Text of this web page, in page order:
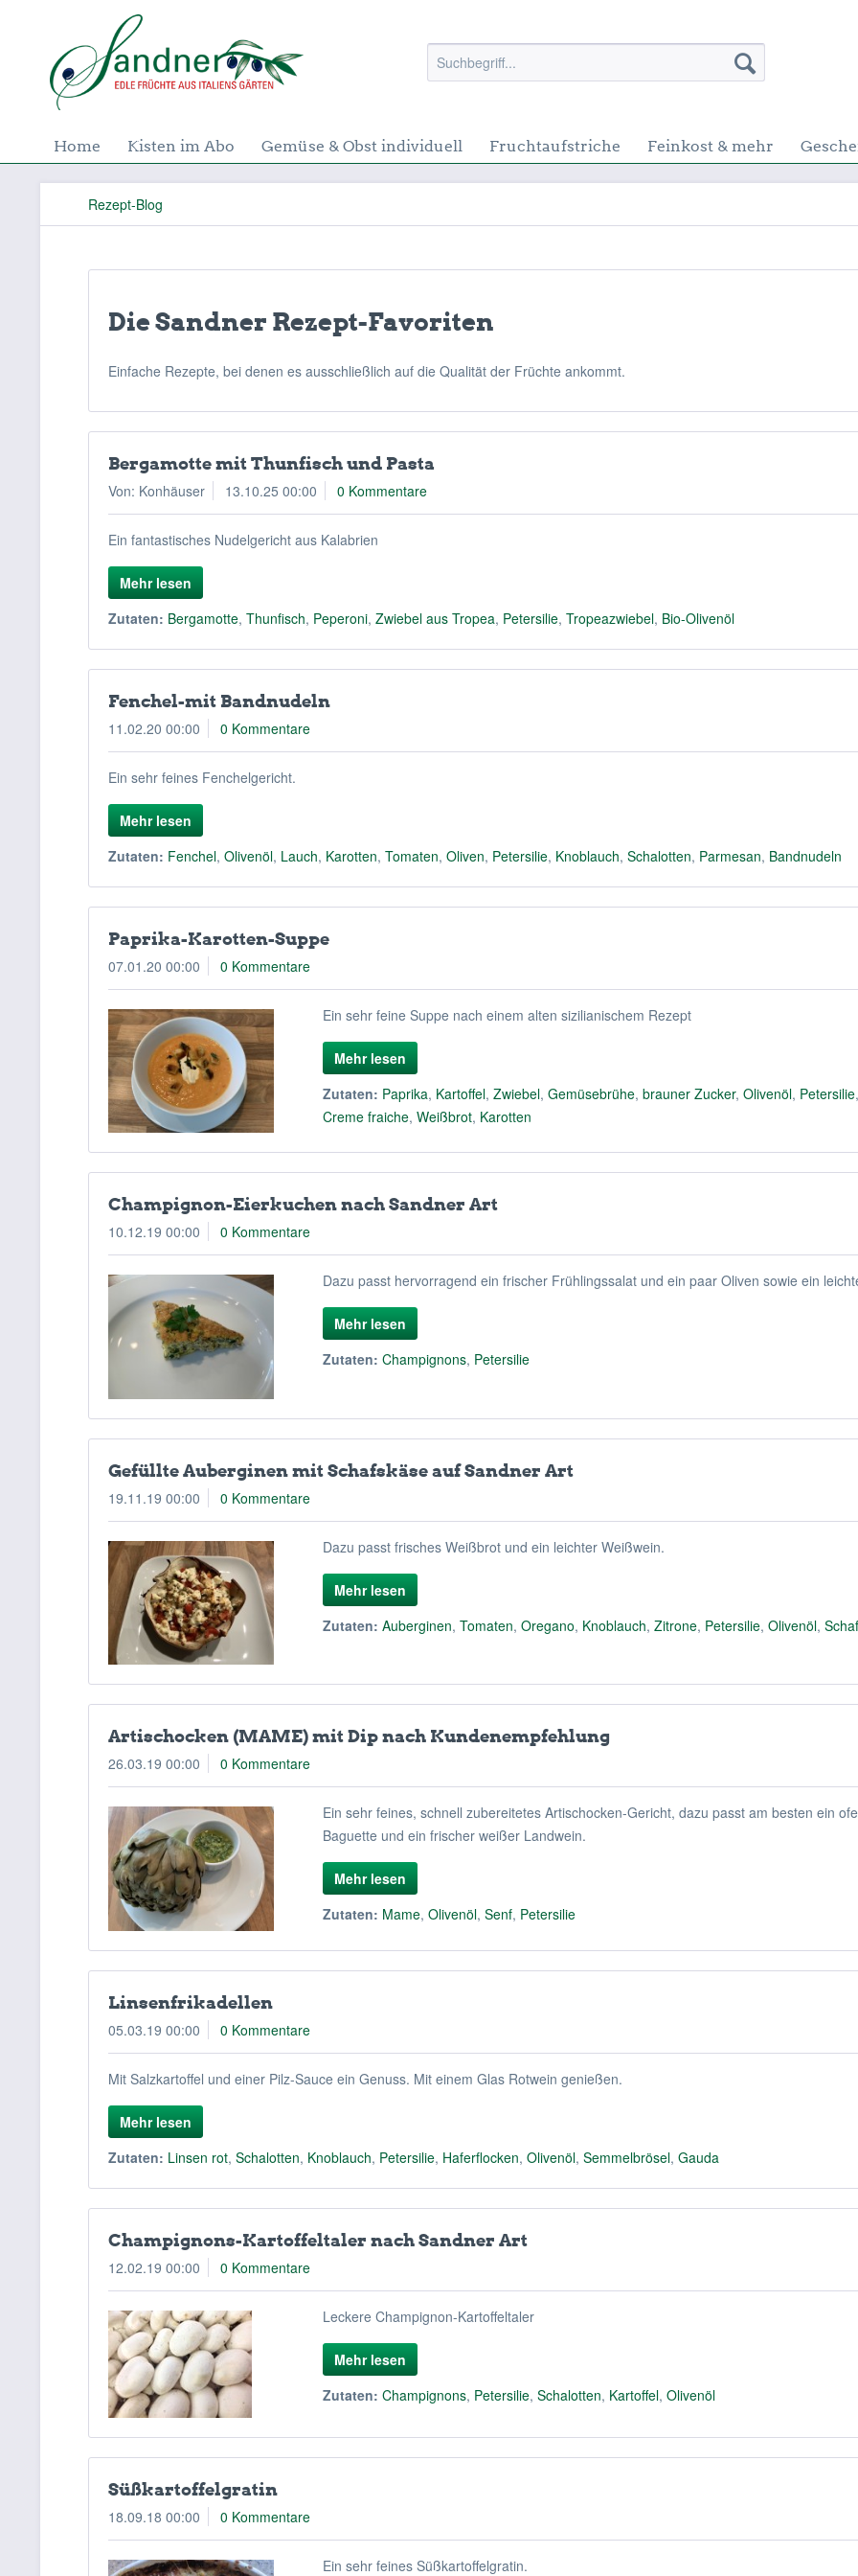
Home Kisten im Abo Gemüse & Obst individuell Fruchtaufstriche Feinkost & mehr
Rezept-Blog
Die Sandner Rezept-Favoriten
Einfache Rezepte, bei denen es ausschließlich auf die Qualität der Früchte ankommt.
Bergamotte mit Thunfisch und Pasta
Von: Konhäuser 13.10.25 00:00 0 Kommentare
Ein fantastisches Nudelgericht aus Kalabrien
Mehr lesen
Zutaten: Bergamotte, Thunfisch, Peperoni, Zwiebel aus Tropea, Petersilie, Tropeazwiebel, Bio-Olivenöl
Fenchel-mit Bandnudeln
11.02.20 00:00 0 Kommentare
Ein sehr feines Fenchelgericht.
Mehr lesen
Zutaten: Fenchel, Olivenöl, Lauch, Karotten, Tomaten, Oliven, Petersilie, Knoblauch, Schalotten, Parmesan, Bandnudeln
Paprika-Karotten-Suppe
07.01.20 00:00 0 Kommentare
Ein sehr feine Suppe nach einem alten sizilianischem Rezept
Mehr lesen
Zutaten: Paprika, Kartoffel,Zwiebel,Gemüsebrühe,brauner Zucker,Olivenöl, Petersilie,
Creme fraiche,Weißbrot, Karotten
Champignon-Eierkuchen nach Sandner Art
10.12.19 00:00 0 Kommentare
Dazu passt hervorragend ein frischer Frühlingssalat und ein paar Oliven sowie ein
Mehr lesen
Zutaten: Champignons, Petersilie
Gefüllte Auberginen mit Schafskäse auf Sandner Art
19.11.19 00:00 0 Kommentare
Dazu passt frisches Weißbrot und ein leichter Weißwein.
Mehr lesen
Zutaten: Auberginen,Tomaten,Oregano, Knoblauch,Zitrone, Petersilie,Olivenöl,
Artischocken (MAME) mit Dip nach Kundenempfehlung
26.03.19 00:00 0 Kommentare
Ein sehr feines, schnell zubereitetes Artischocken-Gericht, dazu passt am besten ein
Baguette und ein frischer weißer Landwein.
Mehr lesen
Zutaten: Mame,Olivenöl,Senf, Petersilie
Linsenfrikadellen
05.03.19 00:00 0 Kommentare
Mit Salzkartoffel und einer Pilz-Sauce ein Genuss. Mit einem Glas Rotwein genießen.
Mehr lesen
Zutaten: Linsen rot, Schalotten, Knoblauch, Petersilie, Haferflocken, Olivenöl, Semmelbrösel, Gauda
Champignons-Kartoffeltaler nach Sandner Art
12.02.19 00:00 0 Kommentare
Leckere Champignon-Kartoffeltaler
Mehr lesen
Zutaten: Champignons, Petersilie,Schalotten, Kartoffel,Olivenöl
Süßkartoffelgratin
18.09.18 00:00 0 Kommentare
Ein sehr feines Süßkartoffelgratin.